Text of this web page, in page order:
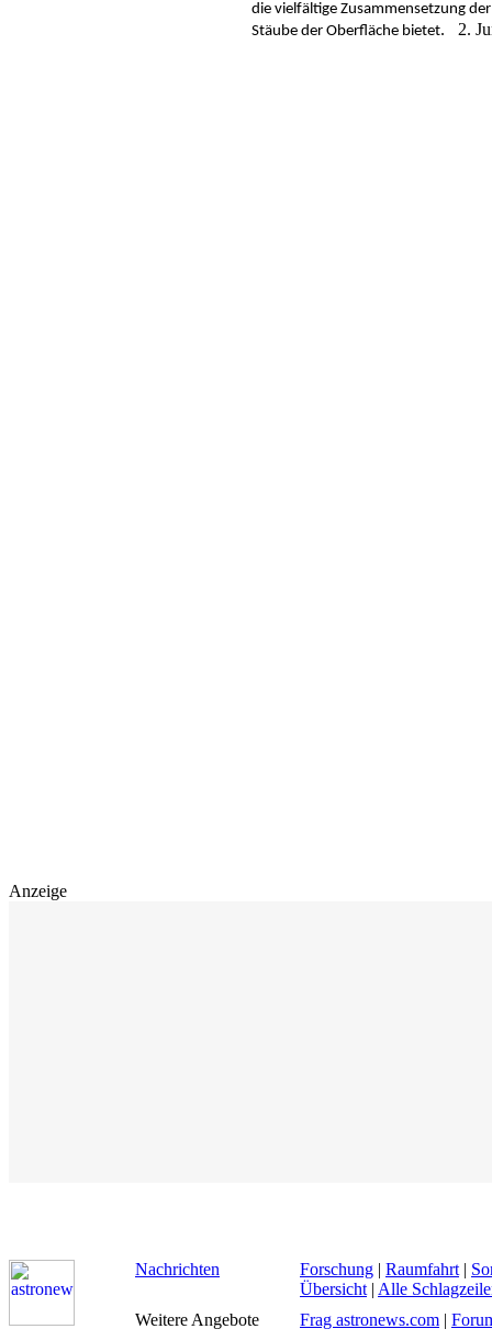
die vielfältige Zusammensetzung
Stäube der Oberfläche bietet. 2.
Anzeige
Nachrichten Forschung | Raumfahrt |
Übersicht | Alle
Weitere Angebote
Frag astronews.com |